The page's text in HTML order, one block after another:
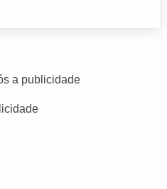
a publicidade